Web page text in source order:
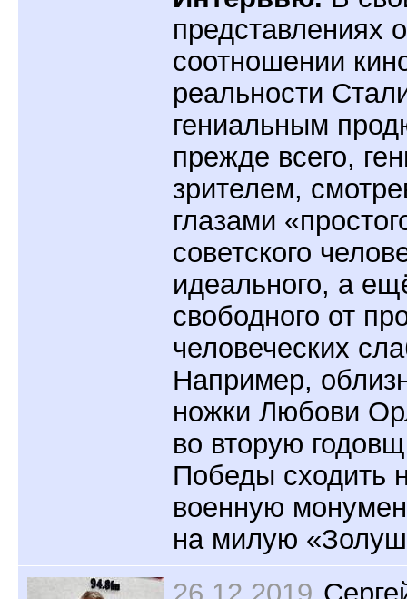
представлениях о
соотношении
реальности
гениальным
прежде всего,
зрителем,
глазами
советского
идеального, а
свободного от
человеческих
Например,
ножки Любови
во вторую
Победы сходить
военную
на милую
26.12.2019